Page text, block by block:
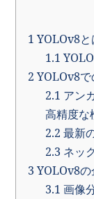
1 YOLOv8と
1.1
2 YOLOv8
2.1 アン
高精度な
2.2 最新
2.3 ネッ
3 YOLOv8の
3.1 画像